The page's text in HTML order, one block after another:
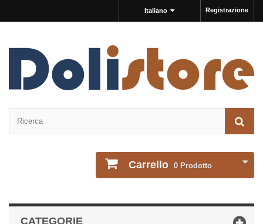
Registrazione
Italiano
Carrello 0 Prodotto
CATEGORIE